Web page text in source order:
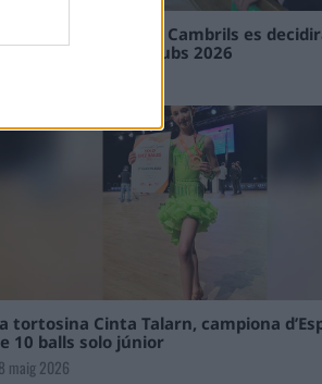
En les tirades de Flix i Cambrils es
de l’Interclubs 2026
tortosina Cinta Talarn, campiona
10 balls solo júnior
maig 2026